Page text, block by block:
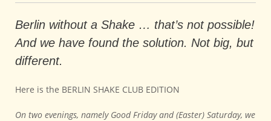
Berlin without a Shake … that’s not possible!
And we have found the solution. Not big, but
different.
Here is the BERLIN SHAKE CLUB EDITION
On two evenings, namely Good Friday and (Easter) Saturday, we